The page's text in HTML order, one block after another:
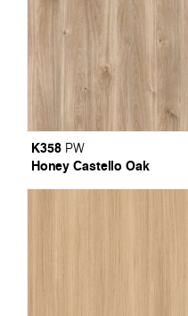
K358 PW
Honey Castello Oak